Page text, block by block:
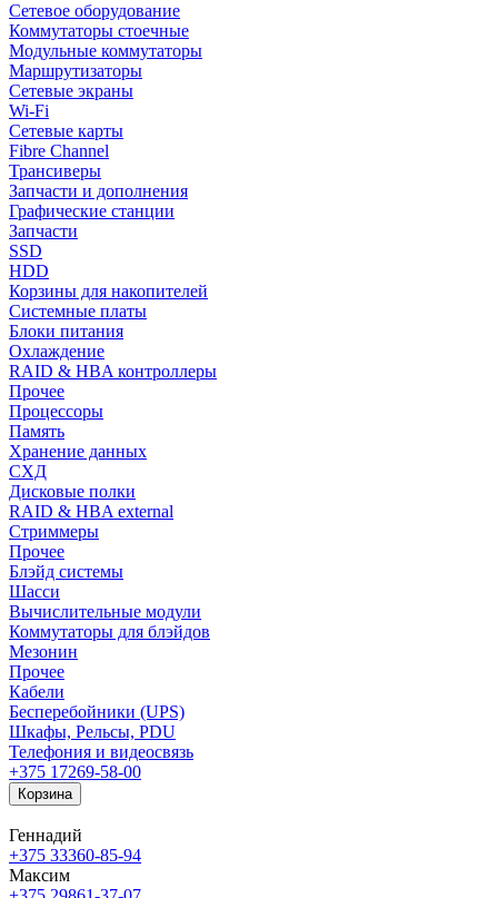
Сетевое оборудование
Коммутаторы стоечные
Модульные коммутаторы
Маршрутизаторы
Сетевые экраны
Wi-Fi
Сетевые карты
Fibre Channel
Трансиверы
Запчасти и дополнения
Графические станции
Запчасти
SSD
HDD
Корзины для накопителей
Системные платы
Блоки питания
Охлаждение
RAID & HBA контроллеры
Прочее
Процессоры
Память
Хранение данных
СХД
Дисковые полки
RAID & HBA external
Стриммеры
Прочее
Блэйд системы
Шасси
Вычислительные модули
Коммутаторы для блэйдов
Мезонин
Прочее
Кабели
Бесперебойники (UPS)
Шкафы, Рельсы, PDU
Телефония и видеосвязь
+375 17269-58-00
Корзина
Геннадий
+375 33360-85-94
Максим